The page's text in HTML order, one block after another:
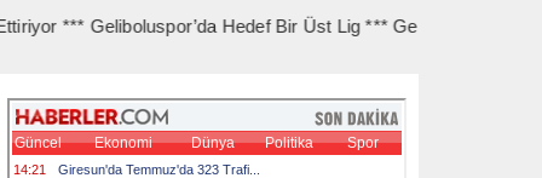
Geliboluspor’da Hedef Bir Üst Lig *** Gelibolu İlçe